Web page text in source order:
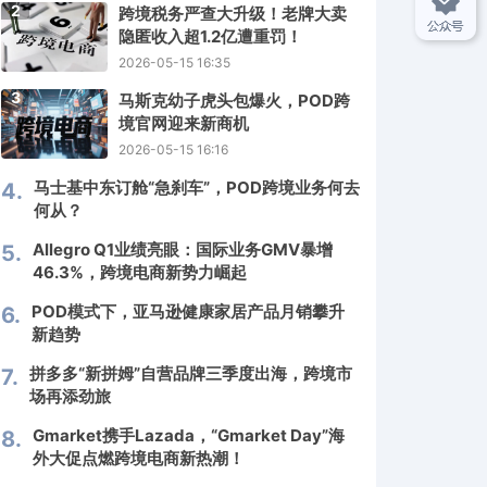
2
跨境税务严查大升级！老牌大卖
隐匿收入超1.2亿遭重罚！
2026-05-15 16:35
3
马斯克幼子虎头包爆火，POD跨
境官网迎来新商机
2026-05-15 16:16
4. 马士基中东订舱“急刹车”，POD跨境业务何去
何从？
5. Allegro Q1业绩亮眼：国际业务GMV暴增
46.3%，跨境电商新势力崛起
6.
POD模式下，亚马逊健康家居产品月销攀升
新趋势
7. 拼多多“新拼姆”自营品牌三季度出海，跨境市
场再添劲旅
8. Gmarket携手Lazada，“Gmarket Day”海
外大促点燃跨境电商新热潮！